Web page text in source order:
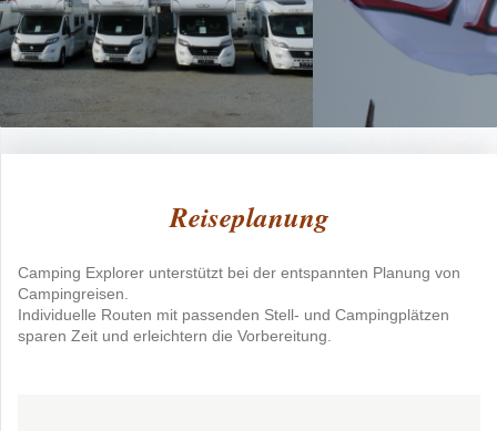
Reiseplanung
Camping Explorer unterstützt bei der entspannten Planung von
Campingreisen.
Individuelle Routen mit passenden Stell- und Campingplätzen
sparen Zeit und erleichtern die Vorbereitung.